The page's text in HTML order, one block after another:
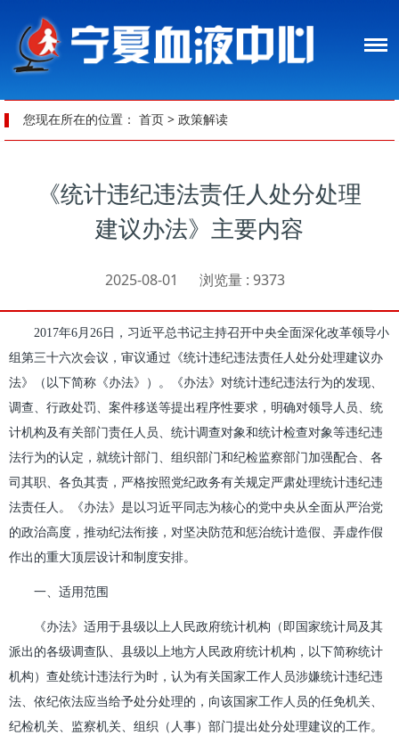
您现在所在的位置： 首页 > 政策解读
《统计违纪违法责任人处分处理
建议办法》主要内容
2025-08-01 浏览量 : 9373
2017年6月26日，习近平总书记主持召开中央全面深化改革领导小
组第三十六次会议，审议通过《统计违纪违法责任人处分处理建议办
法》（以下简称《办法》）。《办法》对统计违纪违法行为的发现、
调查、行政处罚、案件移送等提出程序性要求，明确对领导人员、统
计机构及有关部门责任人员、统计调查对象和统计检查对象等违纪违
法行为的认定，就统计部门、组织部门和纪检监察部门加强配合、各
司其职、各负其责，严格按照党纪政务有关规定严肃处理统计违纪违
法责任人。《办法》是以习近平同志为核心的党中央从全面从严治党
的政治高度，推动纪法衔接，对坚决防范和惩治统计造假、弄虚作假
作出的重大顶层设计和制度安排。
一、适用范围
《办法》适用于县级以上人民政府统计机构（即国家统计局及其
派出的各级调查队、县级以上地方人民政府统计机构，以下简称统计
机构）查处统计违法行为时，认为有关国家工作人员涉嫌统计违纪违
法、依纪依法应当给予处分处理的，向该国家工作人员的任免机关、
纪检机关、监察机关、组织（人事）部门提出处分处理建议的工作。